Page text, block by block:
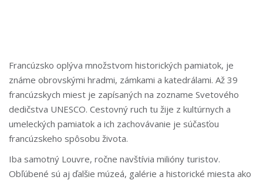
Francúzsko oplýva množstvom historických pamiatok, je
známe obrovskými hradmi, zámkami a katedrálami. Až 39
francúzskych miest je zapísaných na zozname Svetového
dedičstva UNESCO. Cestovný ruch tu žije z kultúrnych a
umeleckých pamiatok a ich zachovávanie je súčasťou
francúzskeho spôsobu života.
Iba samotný Louvre, ročne navštívia milióny turistov.
Obľúbené sú aj ďalšie múzeá, galérie a historické miesta ako